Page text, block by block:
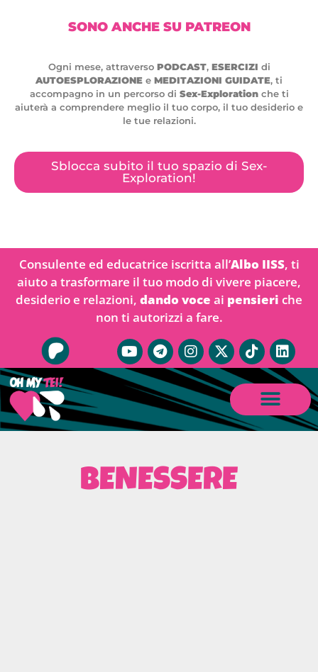
SONO ANCHE SU PATREON
Ogni mese, attraverso PODCAST, ESERCIZI di
AUTOESPLORAZIONE e MEDITAZIONI GUIDATE, ti
accompagno in un percorso di Sex-Explorationche ti
aiuterà a comprendere meglio il tuo corpo, il tuo desiderio e
le tue relazioni.
Sblocca subito il tuo spazio di Sex-
Exploration!
Consulente ed educatrice iscritta all’Albo IISS, ti
aiuto a trasformare il tuo modo di vivere piacere,
desiderio e relazioni, dando voce ai pensieri che
non ti autorizzi a fare.
BENESSERE